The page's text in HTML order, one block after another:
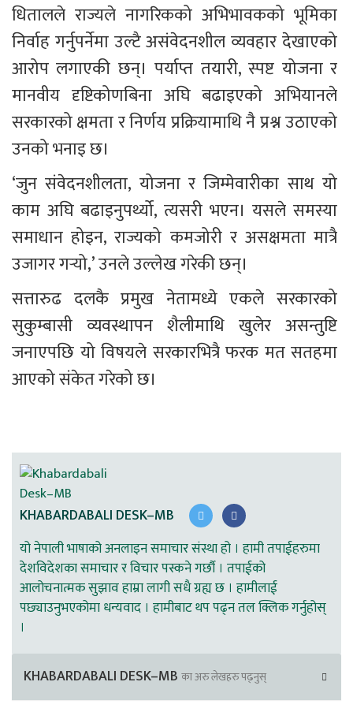
धितालले राज्यले नागरिकको अभिभावकको भूमिका
निर्वाह गर्नुपर्नेमा उल्टै असंवेदनशील व्यवहार देखाएको
आरोप लगाएकी छन्। पर्याप्त तयारी, स्पष्ट योजना र
मानवीय दृष्टिकोणबिना अघि बढाइएको अभियानले
सरकारको क्षमता र निर्णय प्रक्रियामाथि नै प्रश्न उठाएको
उनको भनाइ छ।
‘जुन संवेदनशीलता, योजना र जिम्मेवारीका साथ यो
काम अघि बढाइनुपर्थ्यो, त्यसरी भएन। यसले समस्या
समाधान होइन, राज्यको कमजोरी र असक्षमता मात्रै
उजागर गर्‍यो,’ उनले उल्लेख गरेकी छन्।
सत्तारुढ दलकै प्रमुख नेतामध्ये एकले सरकारको
सुकुम्बासी व्यवस्थापन शैलीमाथि खुलेर असन्तुष्टि
जनाएपछि यो विषयले सरकारभित्रै फरक मत सतहमा
आएको संकेत गरेको छ।
KHABARDABALI DESK–MB
यो नेपाली भाषाको अनलाइन समाचार संस्था हो । हामी तपाईहरुमा
देशविदेशका समाचार र विचार पस्कने गर्छौ । तपाईको
आलोचनात्मक सुझाव हाम्रा लागी सधै ग्रह्य छ । हामीलाई
पछ्याउनुभएकोमा धन्यवाद । हामीबाट थप पढ्न तल क्लिक गर्नुहोस्
।
KHABARDABALI DESK–MB का अरु लेखहरु पढ्नुस्